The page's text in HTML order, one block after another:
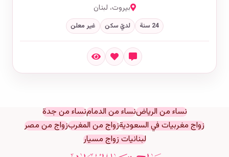
بيروت، لبنان
24 سنة لديّ سكن غير معلن
نساء من الرياضنساء من الدمامنساء من جدة
زواج مغربيات في السعوديةزواج من المغربزواج من مصر
لبنانيات زواج مسيار